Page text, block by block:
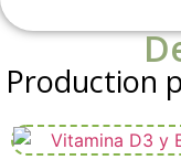
Production